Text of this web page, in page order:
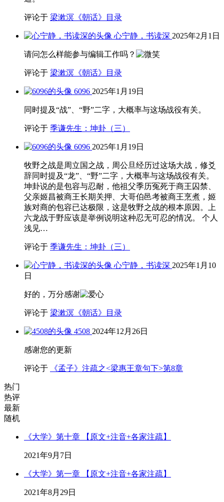
评论于 梁漱溟《朝话》目录
心宁静，书读深 2025年2月1日
请问怎么样能参与编辑工作吗？
评论于 梁漱溟《朝话》目录
6096 2025年1月19日
同时提及“战”、“野”二字，大概率与这场战役有关。
评论于 季谦先生：坤卦（三）
6096 2025年1月19日
牧野之战是周立国之战，周公旦经历过这场大战，修爻
辞同时提及“龙”、“野”二字，大概率与这场战役有关。
坤卦说的是包容与忍耐，他祖父季历冤死于商王囚禁、
父亲姬昌被商王长期关押、大哥伯邑考被商王烹煮，姬
族对商的包容已达极限，这是牧野之战的根本原因。上
六龙战于野应该是举例说明这种忍无可忍的情况。 个人
浅见…
评论于 季谦先生：坤卦（三）
心宁静，书读深 2025年1月10
日
好的，万分感谢
评论于 梁漱溟《朝话》目录
4508 2024年12月26日
感谢您的更新
评论于 《孟子》注疏之<梁惠王章句下>第8章
热门
热评
最新
随机
《大学》第十章 【原文+注音+各家注疏】
2021年9月7日
《大学》第一章 【原文+注音+各家注疏】
2021年8月29日